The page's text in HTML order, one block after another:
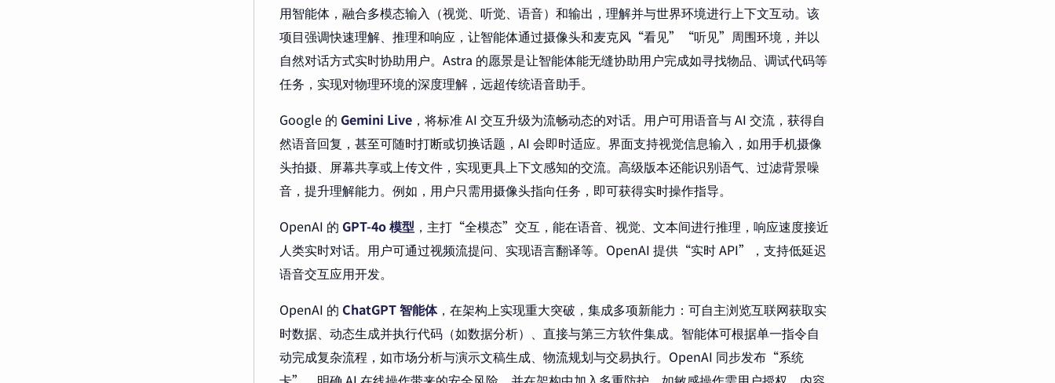
用智能体，融合多模态输入（视觉、听觉、语音）和输出，理解并与世界环境进行上下文互动。该
项目强调快速理解、推理和响应，让智能体通过摄像头和麦克风“看见”“听见”周围环境，并以
自然对话方式实时协助用户。Astra 的愿景是让智能体能无缝协助用户完成如寻找物品、调试代码等
任务，实现对物理环境的深度理解，远超传统语音助手。
Google 的 Gemini Live ，将标准 AI 交互升级为流畅动态的对话。用户可用语音与 AI 交流，获得自
然语音回复，甚至可随时打断或切换话题，AI 会即时适应。界面支持视觉信息输入，如用手机摄像
头拍摄、屏幕共享或上传文件，实现更具上下文感知的交流。高级版本还能识别语气、过滤背景噪
音，提升理解能力。例如，用户只需用摄像头指向任务，即可获得实时操作指导。
OpenAI 的 GPT-4o 模型 ，主打“全模态”交互，能在语音、视觉、文本间进行推理，响应速度接近
人类实时对话。用户可通过视频流提问、实现语言翻译等。OpenAI 提供“实时 API”，支持低延迟
语音交互应用开发。
OpenAI 的 ChatGPT 智能体，在架构上实现重大突破，集成多项新能力：可自主浏览互联网获取实
时数据、动态生成并执行代码（如数据分析）、直接与第三方软件集成。智能体可根据单一指令自
动完成复杂流程，如市场分析与演示文稿生成、物流规划与交易执行。OpenAI 同步发布“系统